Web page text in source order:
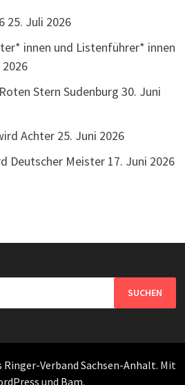
25. Juli 2026
innen und Listenführer* innen
Stern Sudenburg 30. Juni
Achter 25. Juni 2026
Deutscher Meister 17. Juni 2026
Ringer-Verband Sachsen-Anhalt. Mit
und Bam.